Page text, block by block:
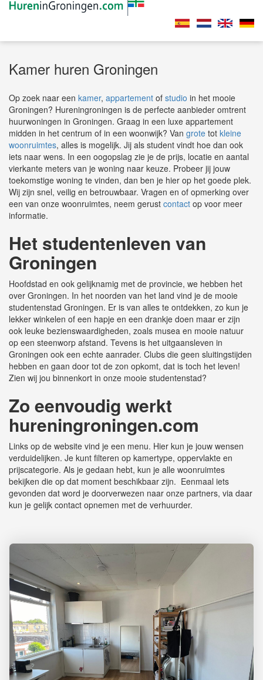
Kamer huren Groningen
Op zoek naar een kamer, appartement of studio in het mooie
Groningen? Hureningroningen is de perfecte aanbieder omtrent
huurwoningen in Groningen. Graag in een luxe appartement
midden in het centrum of in een woonwijk? Van grote tot kleine
woonruimtes, alles is mogelijk. Jij als student vindt hoe dan ook
iets naar wens. In een oogopslag zie je de prijs, locatie en aantal
vierkante meters van je woning naar keuze. Probeer jij jouw
toekomstige woning te vinden, dan ben je hier op het goede plek.
Wij zijn snel, veilig en betrouwbaar. Vragen en of opmerking over
een van onze woonruimtes, neem gerust contact op voor meer
informatie.
Het studentenleven van
Groningen
Hoofdstad en ook gelijknamig met de provincie, we hebben het
over Groningen. In het noorden van het land vind je de mooie
studentenstad Groningen. Er is van alles te ontdekken, zo kun je
lekker winkelen of een hapje en een drankje doen maar er zijn
ook leuke bezienswaardigheden, zoals musea en mooie natuur
op een steenworp afstand. Tevens is het uitgaansleven in
Groningen ook een echte aanrader. Clubs die geen sluitingstijden
hebben en gaan door tot de zon opkomt, dat is toch het leven!
Zien wij jou binnenkort in onze mooie studentenstad?
Zo eenvoudig werkt
hureningroningen.com
Links op de website vind je een menu. Hier kun je jouw wensen
verduidelijken. Je kunt filteren op kamertype, oppervlakte en
prijscategorie. Als je gedaan hebt, kun je alle woonruimtes
bekijken die op dat moment beschikbaar zijn. Eenmaal iets
gevonden dat word je doorverwezen naar onze partners, via daar
kun je gelijk contact opnemen met de verhuurder.